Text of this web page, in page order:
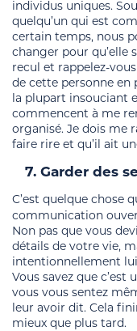
individus uniques.
quelqu’un qui est
certain temps, nous
changer pour qu’elle
recul et rappelez-
de cette personne
la plupart insouciant
commencent à me
organisé. Je dois me
faire rire et qu’il ait
7. Garder des
C’est quelque chose
communication
Non pas que vous
détails de votre vie,
intentionnellement
Vous savez que
vous vous sentez
leur avoir dit. Cela
mieux que plus tard.